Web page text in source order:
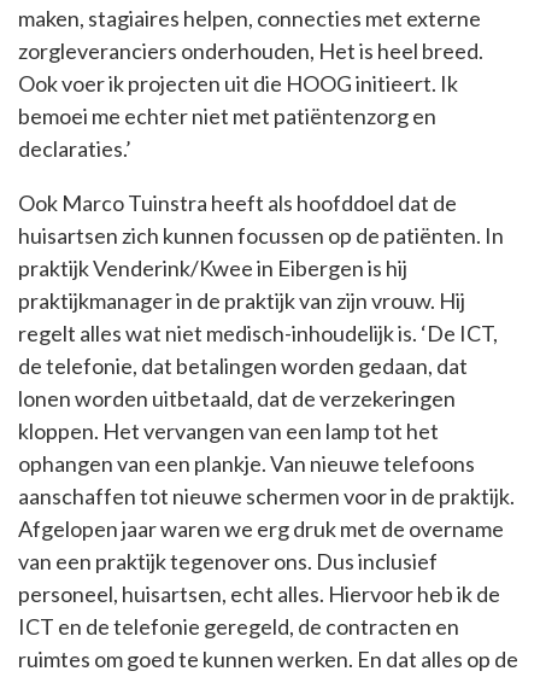
maken, stagiaires helpen, connecties met externe
zorgleveranciers onderhouden, Het is heel breed.
Ook voer ik projecten uit die HOOG initieert. Ik
bemoei me echter niet met patiëntenzorg en
declaraties.’
Ook Marco Tuinstra heeft als hoofddoel dat de
huisartsen zich kunnen focussen op de patiënten. In
praktijk Venderink/Kwee in Eibergen is hij
praktijkmanager in de praktijk van zijn vrouw. Hij
regelt alles wat niet medisch-inhoudelijk is. ‘De ICT,
de telefonie, dat betalingen worden gedaan, dat
lonen worden uitbetaald, dat de verzekeringen
kloppen. Het vervangen van een lamp tot het
ophangen van een plankje. Van nieuwe telefoons
aanschaffen tot nieuwe schermen voor in de praktijk.
Afgelopen jaar waren we erg druk met de overname
van een praktijk tegenover ons. Dus inclusief
personeel, huisartsen, echt alles. Hiervoor heb ik de
ICT en de telefonie geregeld, de contracten en
ruimtes om goed te kunnen werken. En dat alles op de